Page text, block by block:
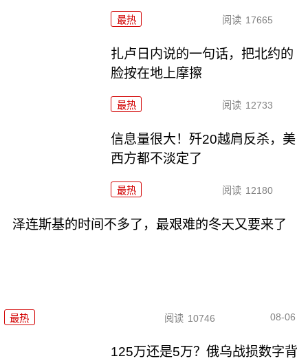
最热 阅读 17665
扎卢日内说的一句话，把北约的
脸按在地上摩擦
最热 阅读 12733
信息量很大！歼20越肩反杀，美
西方都不淡定了
最热 阅读 12180
泽连斯基的时间不多了，最艰难的冬天又要来了
最热 阅读 10746 08-06
125万还是5万？俄乌战损数字背